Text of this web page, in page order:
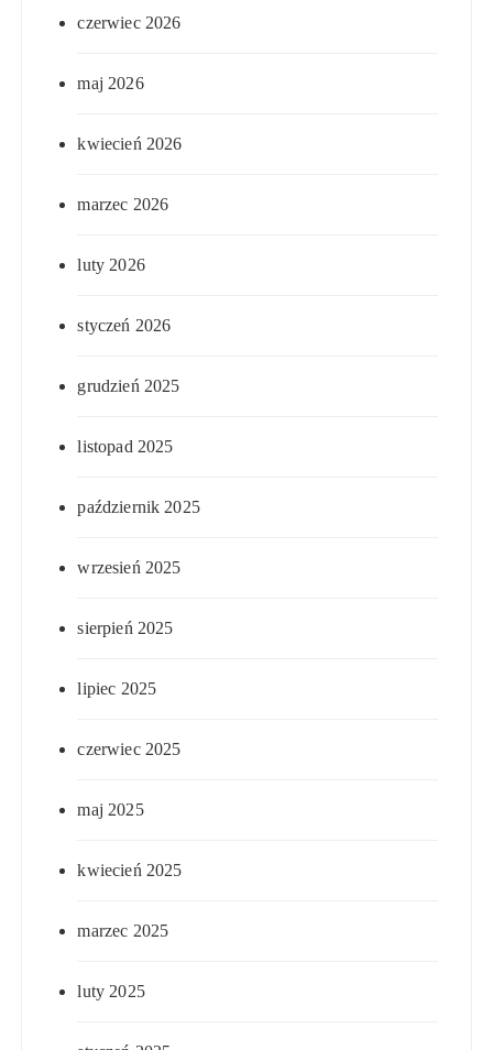
czerwiec 2026
maj 2026
kwiecień 2026
marzec 2026
luty 2026
styczeń 2026
grudzień 2025
listopad 2025
październik 2025
wrzesień 2025
sierpień 2025
lipiec 2025
czerwiec 2025
maj 2025
kwiecień 2025
marzec 2025
luty 2025